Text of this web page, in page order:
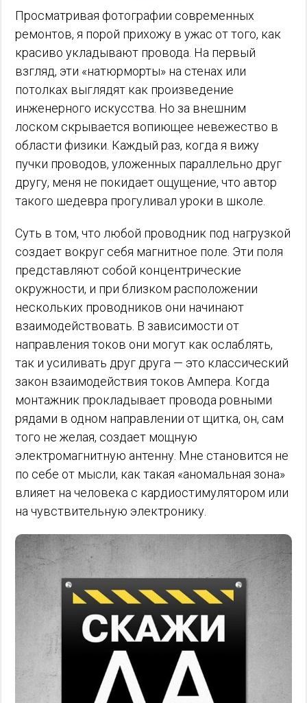
Просматривая фотографии современных
ремонтов, я порой прихожу в ужас от того, как
красиво укладывают провода. На первый
взгляд, эти «натюрморты» на стенах или
потолках выглядят как произведение
инженерного искусства. Но за внешним
лоском скрывается вопиющее невежество в
области физики. Каждый раз, когда я вижу
пучки проводов, уложенных параллельно друг
другу, меня не покидает ощущение, что автор
такого шедевра прогуливал уроки в школе.
Суть в том, что любой проводник под нагрузкой
создает вокруг себя магнитное поле. Эти поля
представляют собой концентрические
окружности, и при близком расположении
нескольких проводников они начинают
взаимодействовать. В зависимости от
направления токов они могут как ослаблять,
так и усиливать друг друга — это классический
закон взаимодействия токов Ампера. Когда
монтажник прокладывает провода ровными
рядами в одном направлении от щитка, он, сам
того не желая, создает мощную
электромагнитную антенну. Мне становится не
по себе от мысли, как такая «аномальная зона»
влияет на человека с кардиостимулятором или
на чувствительную электронику.